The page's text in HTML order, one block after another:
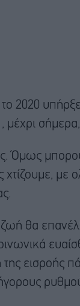
2020
σήμερα,
Όμως
χτίζουμε,
θα
της εισροής